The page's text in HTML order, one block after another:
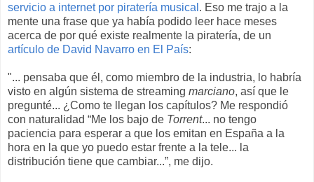
servicio a internet por piratería musical . Eso me trajo a la
mente una frase que ya había podido leer hace meses
acerca de por qué existe realmente la piratería, de un
artículo de David Navarro en El País:
"... pensaba que él, como miembro de la industria, lo habría
visto en algún sistema de streaming marciano, así que le
pregunté... ¿Como te llegan los capítulos? Me respondió
con naturalidad “Me los bajo de Torrent... no tengo
paciencia para esperar a que los emitan en España a la
hora en la que yo puedo estar frente a la tele... la
distribución tiene que cambiar...”, me dijo.